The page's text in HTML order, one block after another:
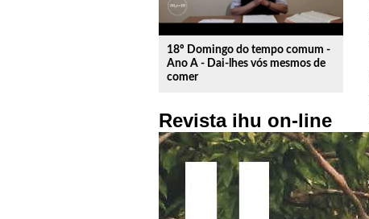
18º Domingo do tempo comum -
Ano A - Dai-lhes vós mesmos de
comer
Revista ihu on-line